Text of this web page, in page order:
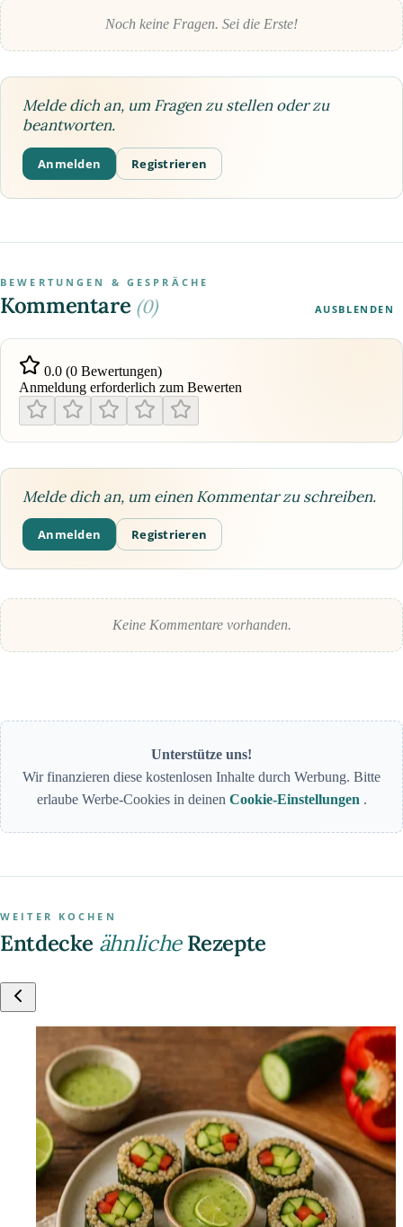
Noch keine Fragen. Sei die Erste!
Melde dich an, um Fragen zu stellen oder zu
beantworten.
Anmelden Registrieren
BEWERTUNGEN & GESPRÄCHE
Kommentare (0) AUSBLENDEN
0.0 (0 Bewertungen)
Anmeldung erforderlich zum Bewerten
Melde dich an, um einen Kommentar zu schreiben.
Anmelden Registrieren
Keine Kommentare vorhanden.
Unterstütze uns!
Wir finanzieren diese kostenlosen Inhalte durch Werbung. Bitte
erlaube Werbe-Cookies in deinen Cookie-Einstellungen .
WEITER KOCHEN
Entdecke ähnlicheRezepte